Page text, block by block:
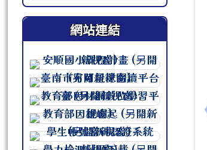
網站連結
連至 http://
連至 http://
連至 http://
連至 http://
連至 http://